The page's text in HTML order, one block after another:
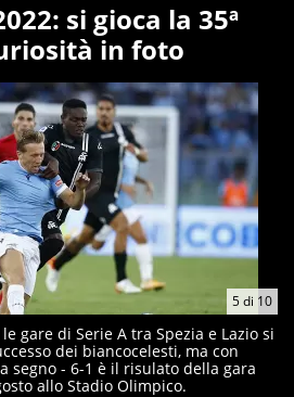
si gioca la 35ª
in foto
5di 10
gare di Serie A tra Spezia e Lazio si
dei biancocelesti, ma con
segno - 6-1 è il risulato della gara
allo Stadio Olimpico.